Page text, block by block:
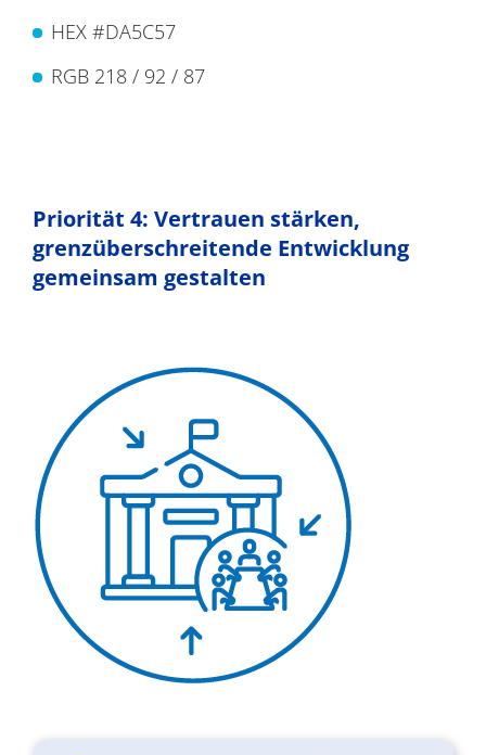
HEX #DA5C57
RGB 218 / 92 / 87
Priorität 4: Vertrauen stärken,
grenzüberschreitende Entwicklung
gemeinsam gestalten